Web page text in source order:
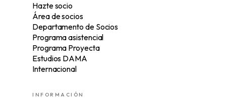
Hazte socio
Área de socios
Departamento de Socios
Programa asistencial
Programa Proyecta
Estudios DAMA
Internacional
INFORMACIÓN